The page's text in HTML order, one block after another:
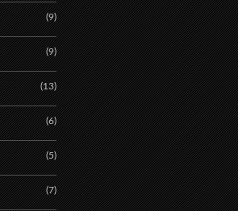
(9)
(9)
(13)
(6)
(5)
(7)